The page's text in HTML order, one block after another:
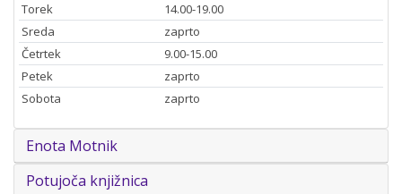
Torek
14.00-19.00
Sreda
zaprto
Četrtek
9.00-15.00
Petek
zaprto
Sobota
zaprto
Enota Motnik
Potujoča knjižnica